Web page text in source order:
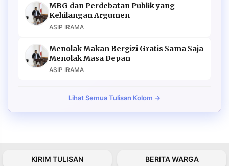
MBG dan Perdebatan Publik yang
Kehilangan Argumen
ASIP IRAMA
Menolak Makan Bergizi Gratis Sama Saja
Menolak Masa Depan
ASIP IRAMA
Lihat Semua Tulisan Kolom →
KIRIM TULISAN BERITA WARGA